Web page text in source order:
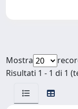
Mostra
Risultati 1 - 1 di 1